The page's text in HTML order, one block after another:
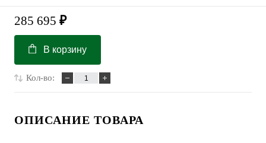
285 695 ₽
В корзину
Кол-во:
ОПИСАНИЕ ТОВАРА